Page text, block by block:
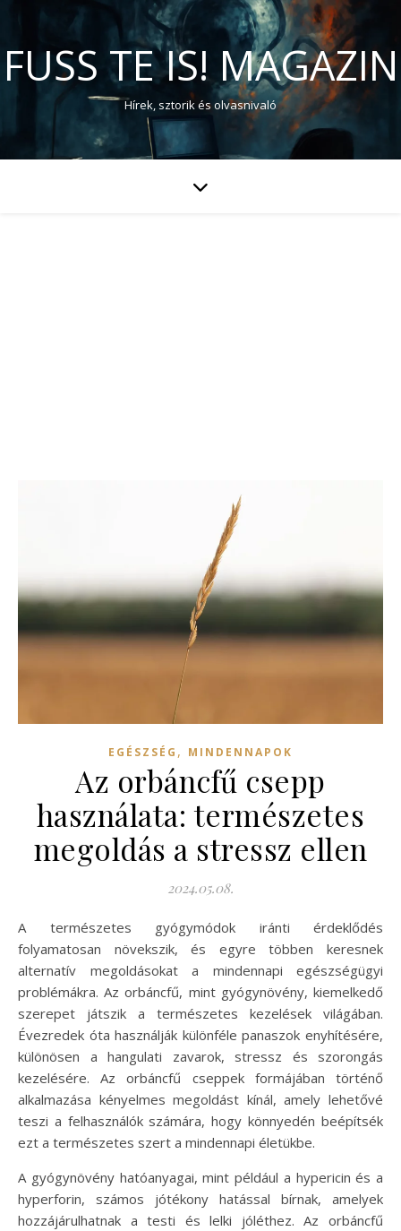
FUSS TE IS! MAGAZIN
Hírek, sztorik és olvasnivaló
EGÉSZSÉG , MINDENNAPOK
Az orbáncfű csepp
használata: természetes
megoldás a stressz ellen
2024.05.08.
A természetes gyógymódok iránti érdeklődés
folyamatosan növekszik, és egyre többen keresnek
alternatív megoldásokat a mindennapi egészségügyi
problémákra. Az orbáncfű, mint gyógynövény, kiemelkedő
szerepet játszik a természetes kezelések világában.
Évezredek óta használják különféle panaszok enyhítésére,
különösen a hangulati zavarok, stressz és szorongás
kezelésére. Az orbáncfű cseppek formájában történő
alkalmazása kényelmes megoldást kínál, amely lehetővé
teszi a felhasználók számára, hogy könnyedén beépítsék
ezt a természetes szert a mindennapi életükbe.
A gyógynövény hatóanyagai, mint például a hypericin és a
hyperforin, számos jótékony hatással bírnak, amelyek
hozzájárulhatnak a testi és lelki jóléthez. Az orbáncfű